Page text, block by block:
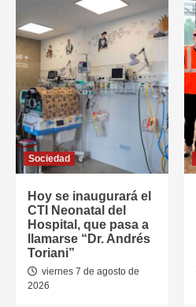
Sociedad
Hoy se inaugurará el
CTI Neonatal del
Hospital, que pasa a
llamarse “Dr. Andrés
Toriani”
viernes 7 de agosto de
2026